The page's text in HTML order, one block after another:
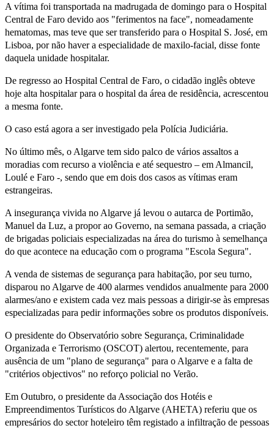
A vítima foi transportada na madrugada de domingo para o Hospital
Central de Faro devido aos "ferimentos na face", nomeadamente
hematomas, mas teve que ser transferido para o Hospital S. José, em
Lisboa, por não haver a especialidade de maxilo-facial, disse fonte
daquela unidade hospitalar.
De regresso ao Hospital Central de Faro, o cidadão inglês obteve
hoje alta hospitalar para o hospital da área de residência, acrescentou
a mesma fonte.
O caso está agora a ser investigado pela Polícia Judiciária.
No último mês, o Algarve tem sido palco de vários assaltos a
moradias com recurso a violência e até sequestro – em Almancil,
Loulé e Faro -, sendo que em dois dos casos as vítimas eram
estrangeiras.
A insegurança vivida no Algarve já levou o autarca de Portimão,
Manuel da Luz, a propor ao Governo, na semana passada, a criação
de brigadas policiais especializadas na área do turismo à semelhança
do que acontece na educação com o programa "Escola Segura".
A venda de sistemas de segurança para habitação, por seu turno,
disparou no Algarve de 400 alarmes vendidos anualmente para 2000
alarmes/ano e existem cada vez mais pessoas a dirigir-se às empresas
especializadas para pedir informações sobre os produtos disponíveis.
O presidente do Observatório sobre Segurança, Criminalidade
Organizada e Terrorismo (OSCOT) alertou, recentemente, para
ausência de um "plano de segurança" para o Algarve e a falta de
"critérios objectivos" no reforço policial no Verão.
Em Outubro, o presidente da Associação dos Hotéis e
Empreendimentos Turísticos do Algarve (AHETA) referiu que os
empresários do sector hoteleiro têm registado a infiltração de pessoas